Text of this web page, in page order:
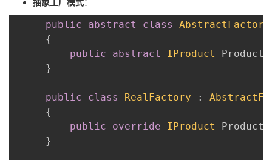
抽象工厂模式：
public abstract class
AbstractFactory
{
public
abstract IProduct Product
}
public class RealFactory :
{
public
override IProduct Product
}